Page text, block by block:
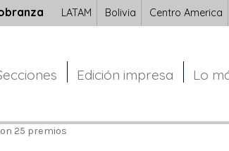
LATAM Bolivia Centro America
Edición impresa Lo
25 premios